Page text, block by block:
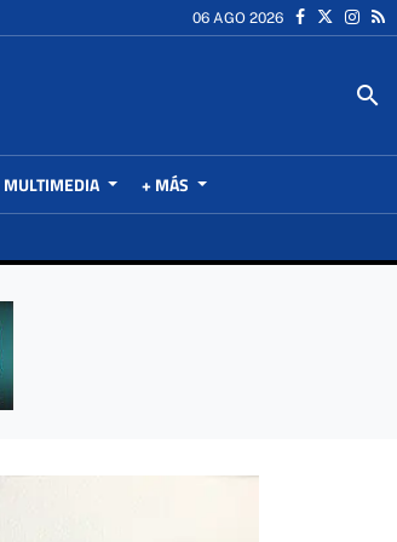
06 AGO 2026
search
MULTIMEDIA + MÁS